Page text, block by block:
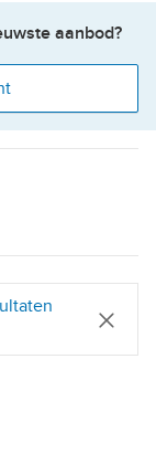
aanbod?